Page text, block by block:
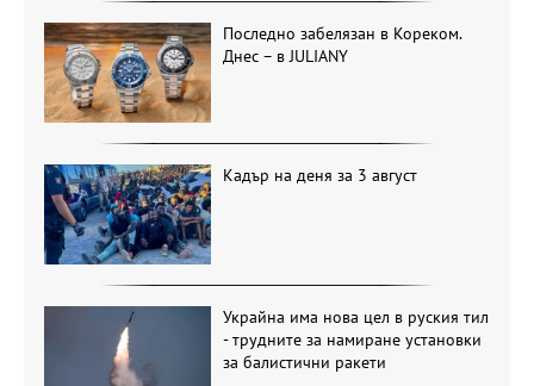
Последно забелязан в Кореком.
Днес – в JULIANY
Кадър на деня за 3 август
Украйна има нова цел в руския тил
- трудните за намиране установки
за балистични ракети